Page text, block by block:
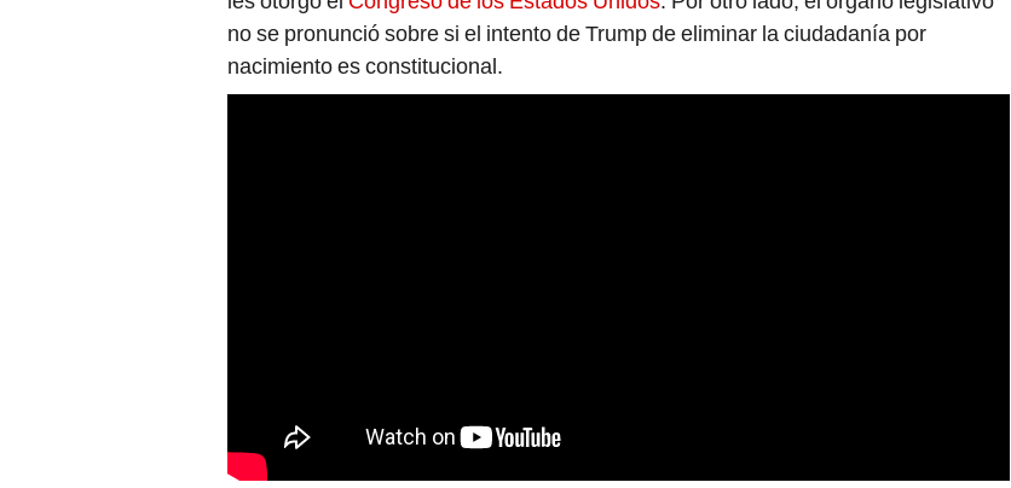
no se pronunció sobre si el intento de Trump de eliminar la ciudadanía por
nacimiento es constitucional.